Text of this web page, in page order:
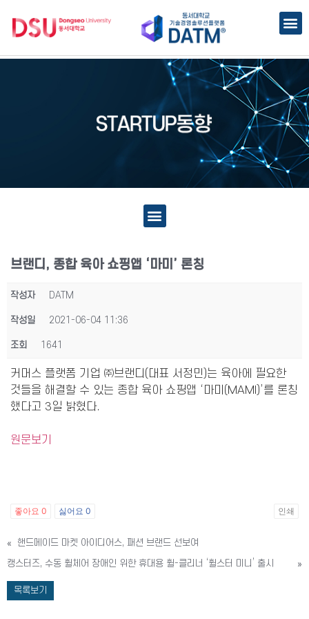
브랜디, 종합 육아 쇼핑앱 ‘마미’ 론칭
작성자 DATM
작성일 2021-06-04 11:36
조회 1641
커머스 플랫폼 기업 ㈜브랜디(대표 서정민)는 육아에 필요한
것들을 해결할 수 있는 종합 육아 쇼핑앱 ‘마미(MAMI)’를 론칭
했다고 3일 밝혔다.
원문보기
좋아요 0 싫어요 0 인쇄
«
핸드메이드 마켓 아이디어스, 패션 브랜드 선보여
캥스터즈, 수동 휠체어 장애인 위한 휴대용 휠-클리너 ‘휠스터 미니’ 출시
»
목록보기